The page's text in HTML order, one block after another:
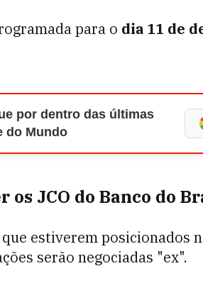
para o dia 11 de
por dentro das últimas
do Mundo
JCO do Banco do
estiverem posicionados
serão negociadas "ex".